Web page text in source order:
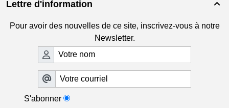

Lettre d'information
Pour avoir des nouvelles de ce site, inscrivez-vous à notre
Newsletter.
S'abonner